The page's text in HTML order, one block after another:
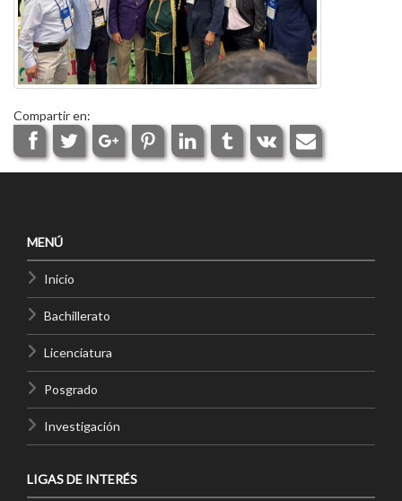
Compartir en:
MENÚ
Inicio
Bachillerato
Licenciatura
Posgrado
Investigación
LIGAS DE INTERÉS